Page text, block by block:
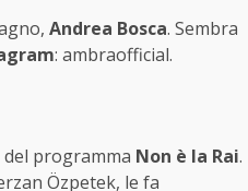
Andrea Bosca. Sembra
: ambraofficial.
programma Non è la Rai.
Özpetek, le fa